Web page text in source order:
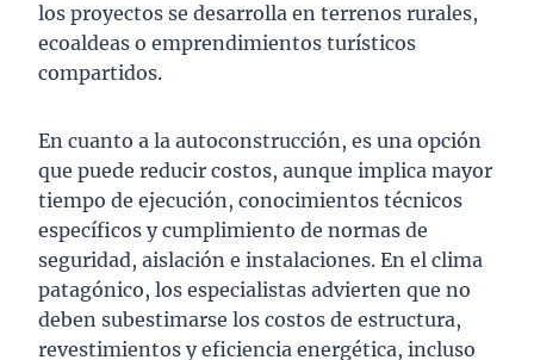
los proyectos se desarrolla en terrenos rurales,
ecoaldeas o emprendimientos turísticos
compartidos.
En cuanto a la autoconstrucción, es una opción
que puede reducir costos, aunque implica mayor
tiempo de ejecución, conocimientos técnicos
específicos y cumplimiento de normas de
seguridad, aislación e instalaciones. En el clima
patagónico, los especialistas advierten que no
deben subestimarse los costos de estructura,
revestimientos y eficiencia energética, incluso